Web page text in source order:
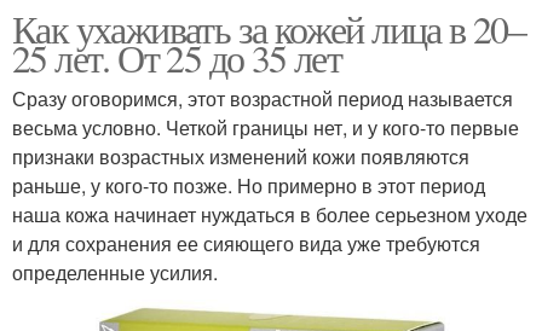
Как ухаживать за кожей лица в 20–
25 лет. От 25 до 35 лет
Сразу оговоримся, этот возрастной период называется
весьма условно. Четкой границы нет, и у кого-то первые
признаки возрастных изменений кожи появляются
раньше, у кого-то позже. Но примерно в этот период
наша кожа начинает нуждаться в более серьезном уходе
и для сохранения ее сияющего вида уже требуются
определенные усилия.